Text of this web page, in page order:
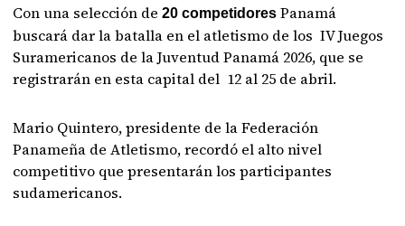
Con una selección de20 competidores Panamá
buscará dar la batalla en el atletismo de los IV Juegos
Suramericanos de la Juventud Panamá 2026, que se
registrarán en esta capital del 12 al 25 de abril.
Mario Quintero, presidente de la Federación
Panameña de Atletismo, recordó el alto nivel
competitivo que presentarán los participantes
sudamericanos.